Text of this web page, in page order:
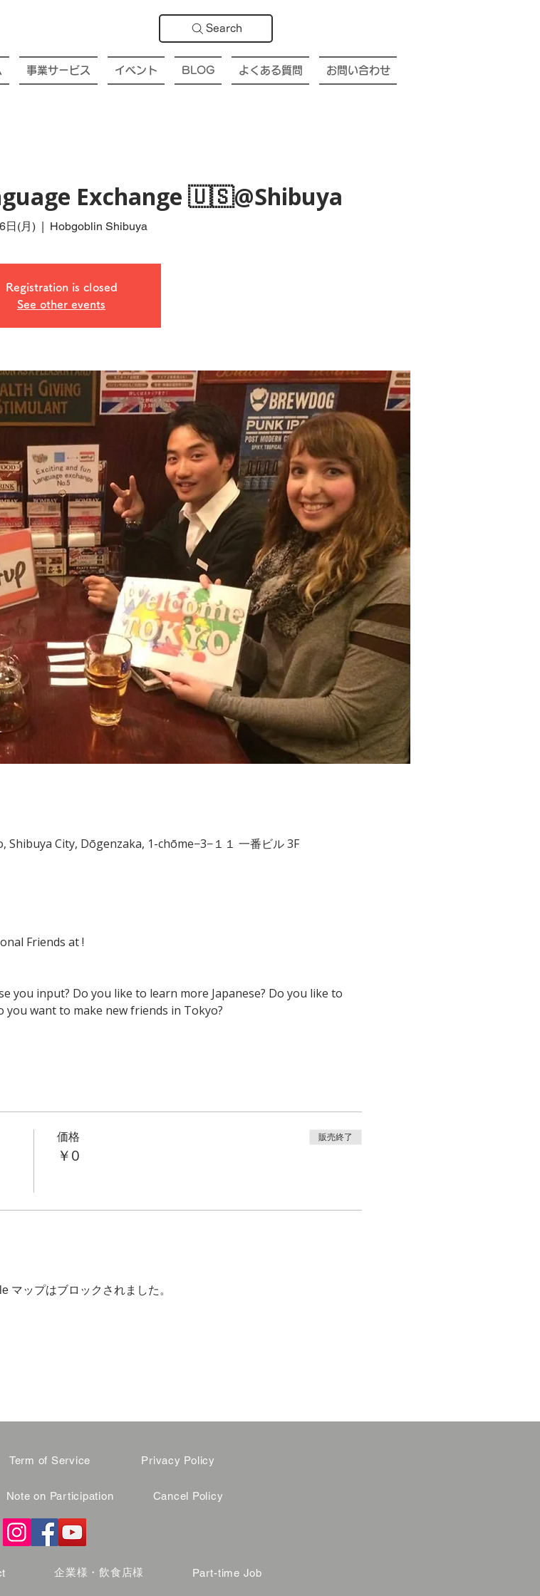
Search
事業サービス イベント BLOG よくある質問 お問い合わせ
Exchange 🇺🇸@Shibuya
日(月)
  |
Hobgoblin Shibuya
Registration is closed
See other events
City, Dōgenzaka, 1-chōme−3−１１ 一番ビル 3F
Friends at !
you input? Do you like to learn more Japanese? Do you like to
want to make new friends in Tokyo?
価格
￥0
販売終了
マップはブロックされました。
Term of Service
Note on Participation
Privacy Policy
Cancel Policy
企業様・飲食店様 Part-time Job